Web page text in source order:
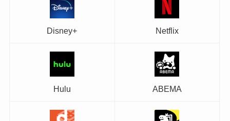
Disney+ Netflix
Hulu ABEMA